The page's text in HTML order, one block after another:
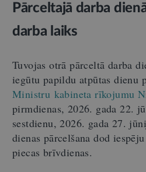
Pārceltajā darba
darba laiks
Tuvojas otrā pārceltā darba
iegūtu papildu atpūtas dienu
Ministru kabineta rīkojumu
pirmdienas, 2026. gada 22.
sestdienu, 2026. gada 27.
dienas pārcelšana dod
piecas brīvdienas.